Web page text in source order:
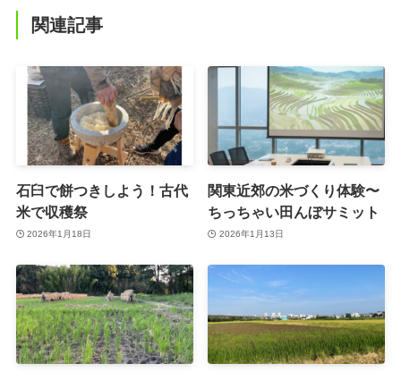
関連記事
石臼で餅つきしよう！古代
米で収穫祭
2026年1月18日
関東近郊の米づくり体験〜
ちっちゃい田んぼサミット
2026年1月13日